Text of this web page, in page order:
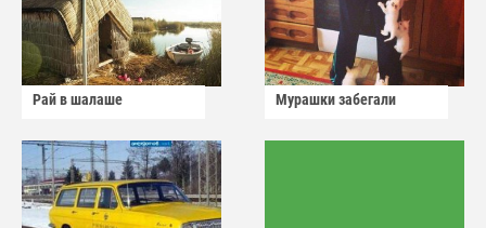
Рай в шалаше Мурашки забегали